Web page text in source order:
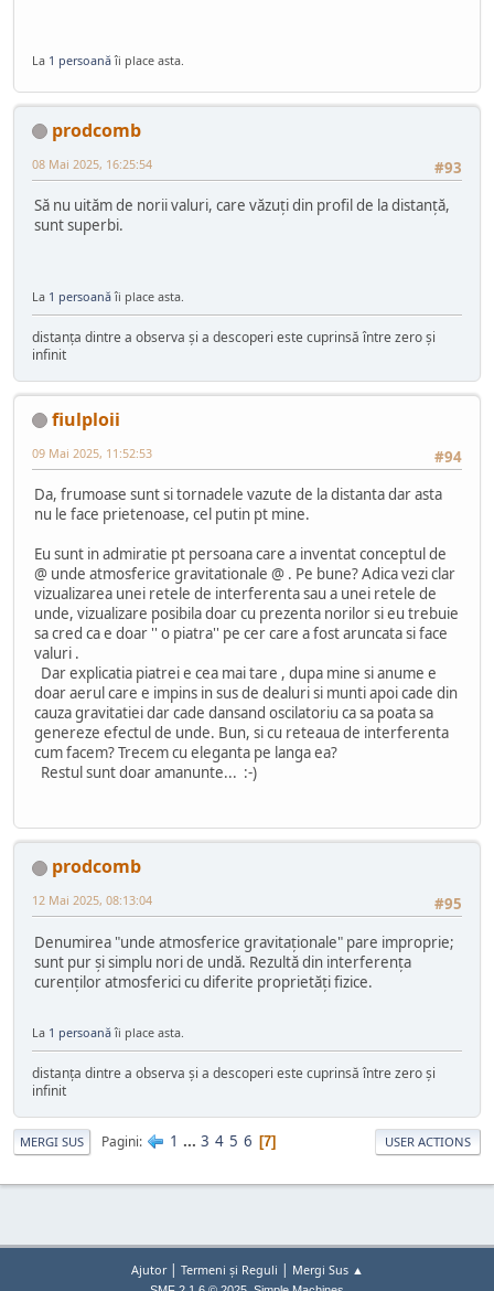
La 1 persoanăîi place asta.
prodcomb
#93
08 Mai 2025, 16:25:54
Să nu uităm de norii valuri, care văzuți din profil de la distanță,
sunt superbi.
La 1 persoanăîi place asta.
distanța dintre a observa și a descoperi este cuprinsă între zero și
infinit
fiulploii
#94
09 Mai 2025, 11:52:53
Da, frumoase sunt si tornadele vazute de la distanta dar asta
nu le face prietenoase, cel putin pt mine.
Eu sunt in admiratie pt persoana care a inventat conceptul de
@ unde atmosferice gravitationale @ . Pe bune? Adica vezi clar
vizualizarea unei retele de interferenta sau a unei retele de
unde, vizualizare posibila doar cu prezenta norilor si eu trebuie
sa cred ca e doar '' o piatra'' pe cer care a fost aruncata si face
valuri .
Dar explicatia piatrei e cea mai tare , dupa mine si anume e
doar aerul care e impins in sus de dealuri si munti apoi cade din
cauza gravitatiei dar cade dansand oscilatoriu ca sa poata sa
genereze efectul de unde. Bun, si cu reteaua de interferenta
cum facem? Trecem cu eleganta pe langa ea?
Restul sunt doar amanunte... :-)
prodcomb
#95
12 Mai 2025, 08:13:04
Denumirea "unde atmosferice gravitaționale" pare improprie;
sunt pur și simplu nori de undă. Rezultă din interferența
curenților atmosferici cu diferite proprietăți fizice.
La 1 persoanăîi place asta.
distanța dintre a observa și a descoperi este cuprinsă între zero și
infinit
MERGI SUS Pagini 1 ... 3 4 5 6 7 USER ACTIONS
Ajutor| Termeni și Reguli | Mergi Sus ▲